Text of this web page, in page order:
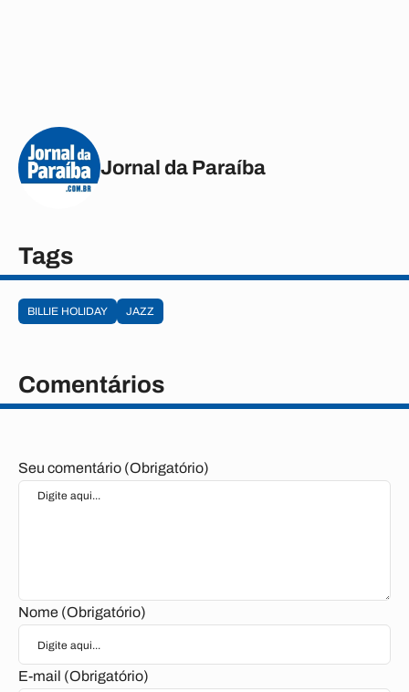
Jornal da Paraíba
Tags
BILLIE HOLIDAY JAZZ
Comentários
Seu comentário (Obrigatório)
Nome (Obrigatório)
E-mail (Obrigatório)